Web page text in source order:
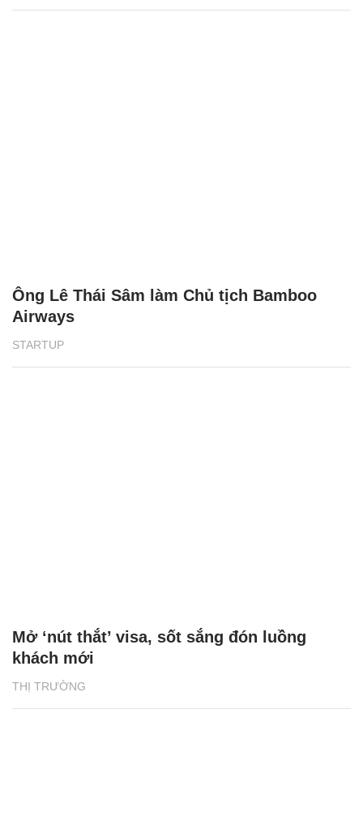
STARTUP
Ông Lê Thái Sâm làm Chủ tịch Bamboo
Airways
THỊ TRƯỜNG
Mở ‘nút thắt’ visa, sốt sắng đón luồng
khách mới